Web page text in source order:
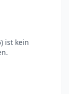
ist kein